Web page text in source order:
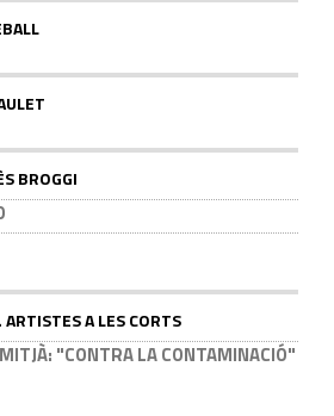
BROGGI
ARTISTES A LES CORTS
"CONTRA LA CONTAMINACIÓ"